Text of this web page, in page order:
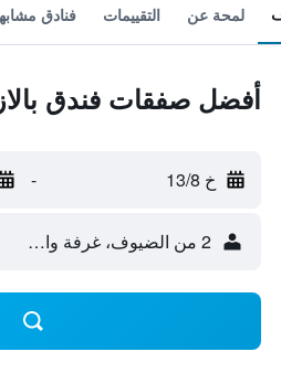
لمحة عن التقييمات فنادق
أفضل صفقات فندق
خ 13/8 -
2 من الضيوف، غرفة واحدة